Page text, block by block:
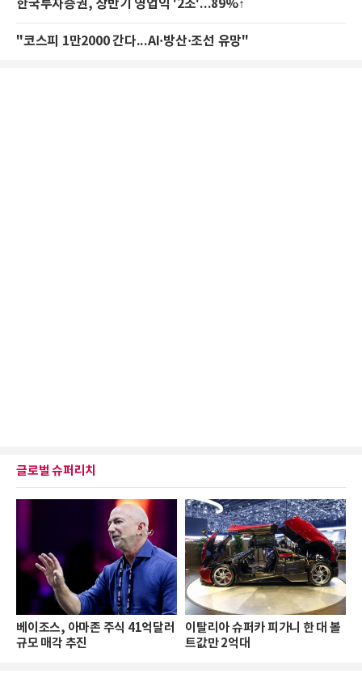
한국투자증권, 상반기 영업익 '2조'...89%↑
"코스피 1만2000 간다...AI·방산·조선 유망"
글로벌 슈퍼리치
베이조스, 아마존 주식 41억달러
규모 매각 추진
이탈리아 슈퍼카 피가니 한 대 볼
트값만 2억대